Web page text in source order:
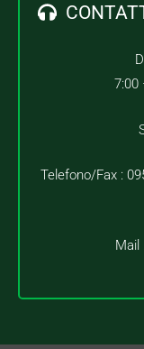
7:00
Telefono/Fax :
Mail :